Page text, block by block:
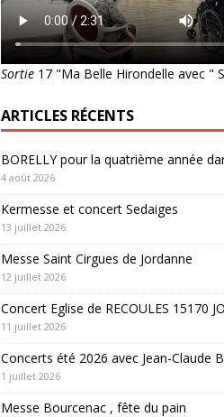
Sortie 17 "Ma Belle Hirondelle avec "
ARTICLES RÉCENTS
BORELLY pour la quatrième année
4 août 2026
Kermesse et concert Sedaiges
13 juillet 2026
Messe Saint Cirgues de Jordanne
12 juillet 2026
Concert Eglise de RECOULES 15170
11 juillet 2026
Concerts été 2026 avec Jean-Claude
1 juillet 2026
Messe Bourcenac , fête du pain